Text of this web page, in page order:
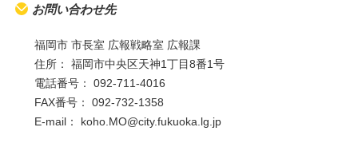
お問い合わせ先
福岡市 市長室 広報戦略室 広報課
住所： 福岡市中央区天神1丁目8番1号
電話番号： 092-711-4016
FAX番号： 092-732-1358
E-mail： koho.MO@city.fukuoka.lg.jp